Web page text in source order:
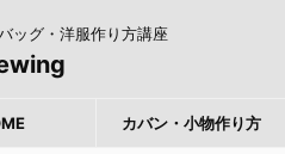
ッグ・洋服作り方講座
カバン・小物作り方